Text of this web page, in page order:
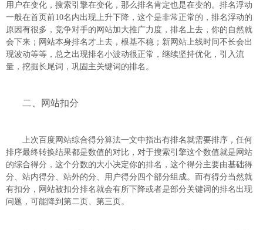
用户在变化，搜索引擎在变化，那么排名肯定也是在变的。排名浮动
一般在首页前10名内出现上升下降，这个是非常正常的，排名浮动的
原因有很多，竞争对手的网站加大推广力度，排名上去，你的自然就
会下来；网站本身排名才上去，根基不稳；新网站上线时间不长会出
现波动等等，总之出现排名小波动很正常，继续坚持优化，引入流
量，挖掘长尾词，巩固主关键词的排名。
二、网站扣分
上次百度网站综合得分算法一文中指出有排名就需要排序，任何
排序最终转换结果都是数值的对比，对于搜索引擎这个数值就是网站
的综合得分，这个分数的大小决定你的排名，这个得分主要由基础得
分、站内得分、站外的分、用户得分四个部分组成。而有得分当然就
有扣分，网站被扣分排名就会有所下降或者是部分关键词的排名出现
问题，可能降到第二页、第三页。